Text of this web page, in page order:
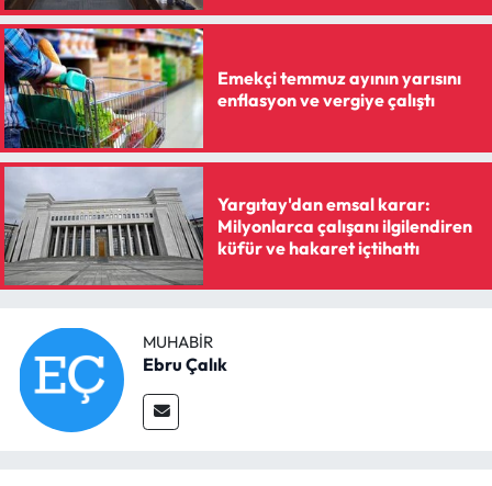
Emekçi temmuz ayının yarısını
enflasyon ve vergiye çalıştı
Yargıtay'dan emsal karar:
Milyonlarca çalışanı ilgilendiren
küfür ve hakaret içtihattı
MUHABIR
Ebru Çalık
Uğurludağ Haberleri
Yaşam
Yayla Haber
Yemek Tarifleri
Yerel Haberler